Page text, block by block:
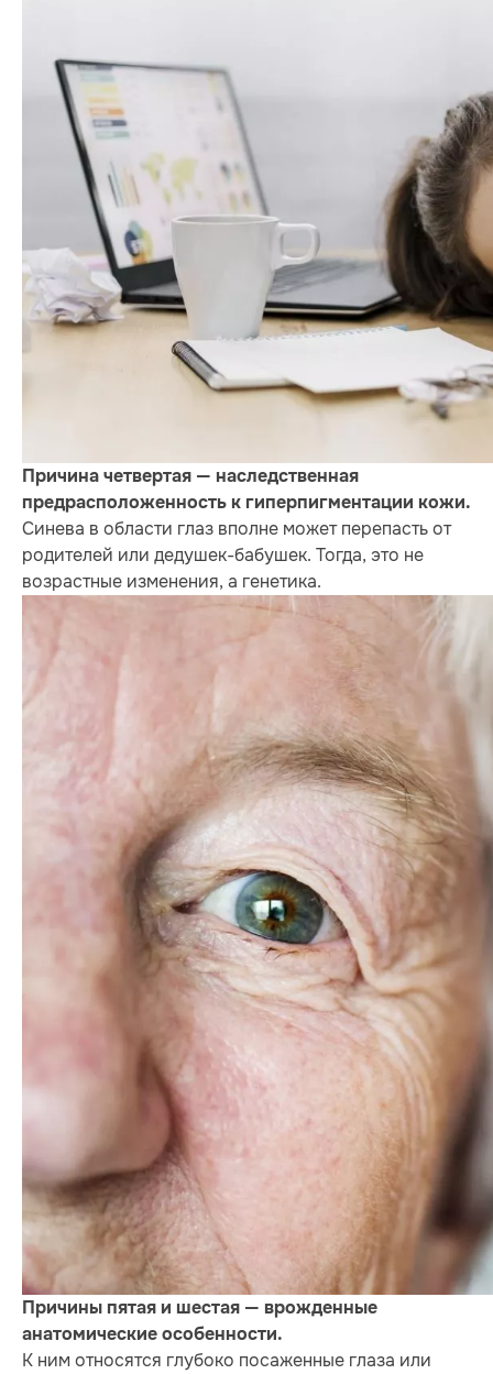
Причина четвертая — наследственная
предрасположенность к гиперпигментации кожи.
Синева в области глаз вполне может перепасть от
родителей или дедушек-бабушек. Тогда, это не
возрастные изменения, а генетика.
Причины пятая и шестая — врожденные
анатомические особенности.
К ним относятся глубоко посаженные глаза или